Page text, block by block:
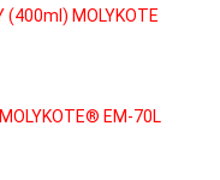
MOLYKOTE
MOLYKOTE® EM-70L